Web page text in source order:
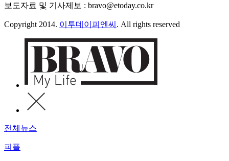
보도자료 및 기사제보 : bravo@etoday.co.kr
Copyright 2014. 이투데이피엔씨 . All rights reserved
전체뉴스
피플